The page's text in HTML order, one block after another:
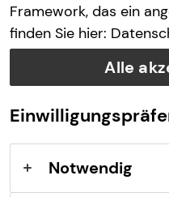
Framework, das ein
finden Sie hier:
Alle
Notwendig